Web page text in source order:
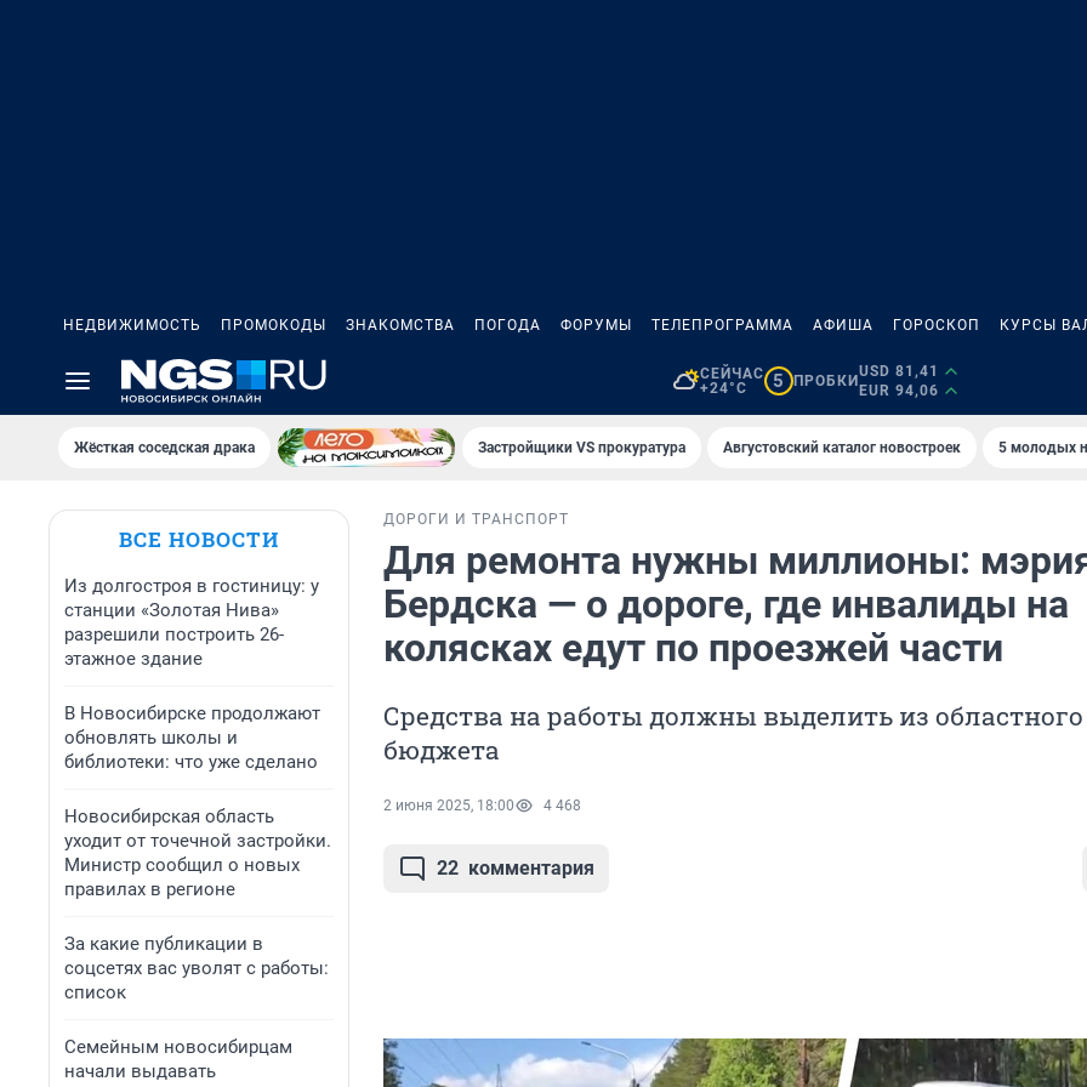
НЕДВИЖИМОСТЬ ПРОМОКОДЫ ЗНАКОМСТВА ПОГОДА ФОРУМЫ ТЕЛЕПРОГРАММА АФИША ГОРОСКОП КУРСЫ
СЕЙЧАС
+24°C
5 ПРОБКИ
USD 81,41
EUR 94,06
Жёсткая соседская драка Застройщики VS прокуратура Августовский каталог новостроек 5 молодых
ВСЕ НОВОСТИ
Из долгостроя в гостиницу: у
станции «Золотая Нива»
разрешили построить 26-
этажное здание
В Новосибирске продолжают
обновлять школы и
библиотеки: что уже сделано
Новосибирская область
уходит от точечной застройки.
Министр сообщил о новых
правилах в регионе
За какие публикации в
соцсетях вас уволят с работы:
список
Семейным новосибирцам
начали выдавать
ДОРОГИ И ТРАНСПОРТ
Для ремонта нужны миллионы:
Бердска — о дороге, где инвалиды на
колясках едут по проезжей части
Средства на работы должны выделить из областного
бюджета
2 июня 2025, 18:00 4 468
22 комментария